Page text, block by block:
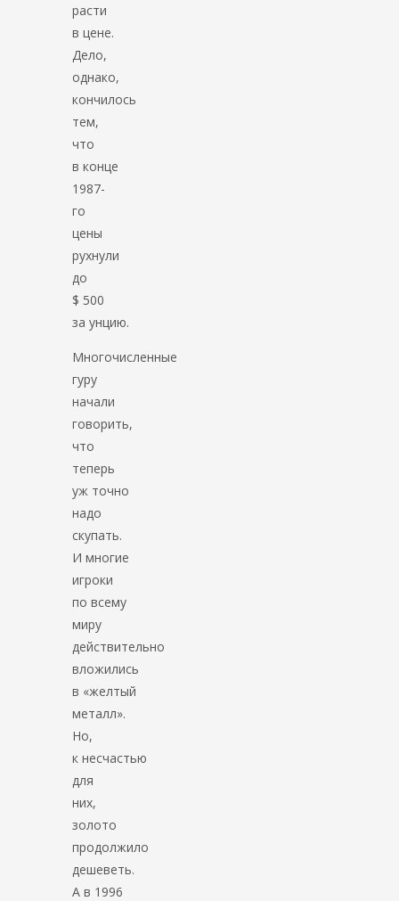
расти
в цене.
Дело,
однако,
кончилось
тем,
что
в конце
1987-
го
цены
рухнули
до
$ 500
за унцию.
Многочисленные
гуру
начали
говорить,
что
теперь
уж точно
надо
скупать.
И многие
игроки
по всему
миру
действительно
вложились
в «желтый
металл».
Но,
к несчастью
для
них,
золото
продолжило
дешеветь.
А в 1996